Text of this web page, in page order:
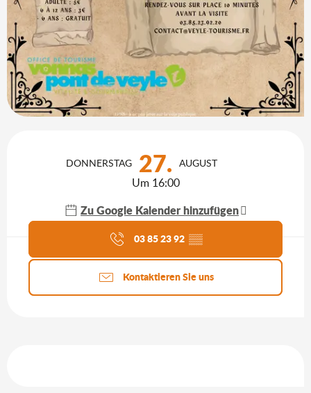
DONNERSTAG 27. AUGUST
Um 16:00
Zu Google Kalender hinzufügen
Aktuelle Agenda
03 85 23 92 ▒▒
Kontaktieren Sie uns